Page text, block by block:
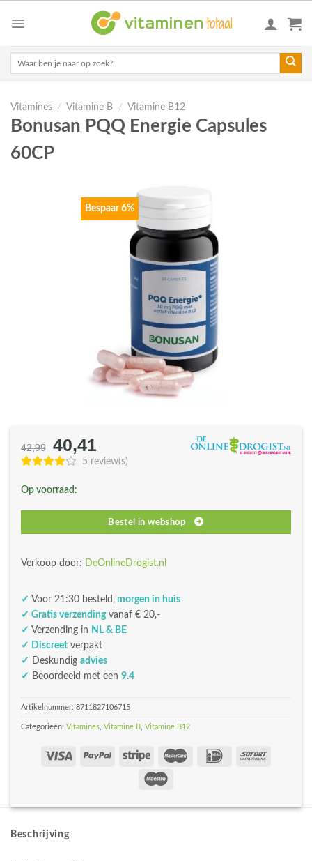
Vitamines / Vitamine B / Vitamine B12
Bonusan PQQ Energie Capsules
60CP
Bespaar 6%
42,99
Oorspronkelijke
prijs
€42,99.
40,41
prijs
5 review(s)
Op voorraad:
Bestel in webshop
Verkoop door: DeOnlineDrogist.nl
✓ Voor 21:30 besteld, morgen in huis
✓ Gratis verzendingvanaf € 20,-
✓ Verzending in NL & BE
✓ Discreet verpakt
✓ Deskundig advies
✓ Beoordeeld met een 9.4
Artikelnummer: 8711827106715
Categorieën: Vitamines Vitamine B Vitamine B12
Beschrijving